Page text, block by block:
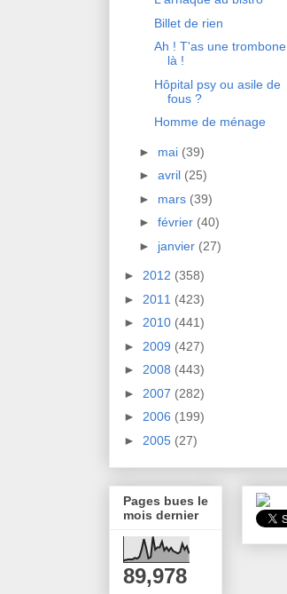
Billet de rien
Ah ! T'as une trombone,
là !
Hôpital psy ou asile de
fous ?
Homme de ménage
► mai (39)
► avril (25)
► mars (39)
► février (40)
► janvier (27)
► 2012 (358)
► 2011 (423)
► 2010 (441)
► 2009 (427)
► 2008 (443)
► 2007 (282)
► 2006 (199)
► 2005 (27)
Pages bues le
mois dernier
89,978